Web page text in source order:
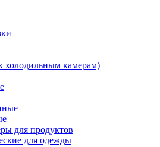
холодильным камерам)
для продуктов
для одежды